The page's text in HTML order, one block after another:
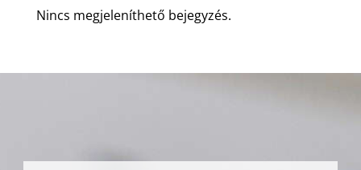
Nincs megjeleníthető bejegyzés.